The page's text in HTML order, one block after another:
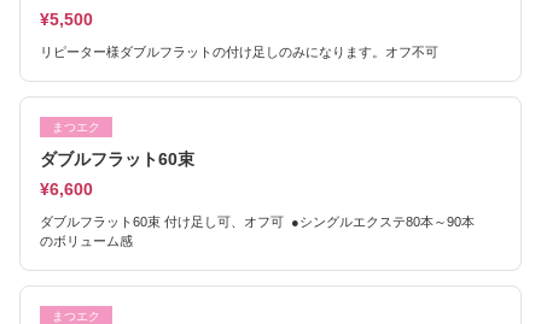
¥5,500
リピーター様ダブルフラットの付け足しのみになります。オフ不可
まつエク
ダブルフラット60束
¥6,600
ダブルフラット60束 付け足し可、オフ可 ●シングルエクステ80本～90本
のボリューム感
まつエク